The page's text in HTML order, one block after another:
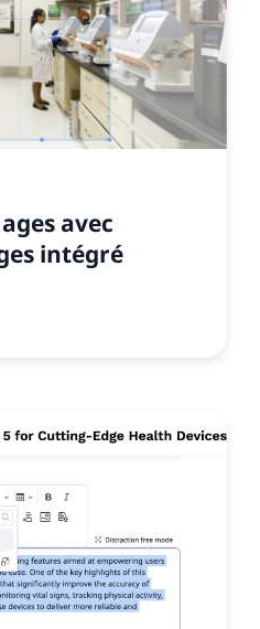
avec
intégré